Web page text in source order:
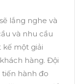
lắng nghe và
và nhu cầu
kế một giải
hàng. Đội
hành đo